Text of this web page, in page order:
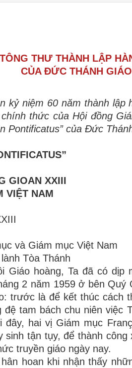
TÔNG THƯ THÀNH LẬP
CỦA ĐỨC THÁNH
kỷ niệm 60 năm thành lập
thức của Hội đồng
Pontificatus” của Đức
GIOAN XXIII
VIỆT NAM
và Giám mục Việt Nam
Tòa Thánh
Giáo hoàng, Ta đã có
2 năm 1959 ở bên
trước là để kết thúc cách
tam bách chu niên việc
đây, hai vị Giám mục
sinh tận tụy, để thành
truyền giáo ngày nay.
hoan khi nhận thấy